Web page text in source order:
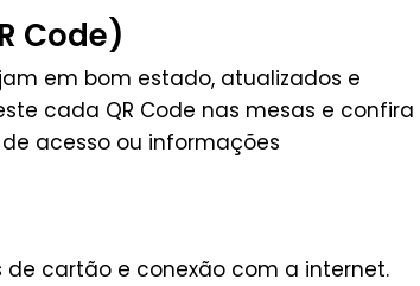
Code)
em bom estado, atualizados e
cada QR Code nas mesas e confira
acesso ou informações
de cartão e conexão com a internet.